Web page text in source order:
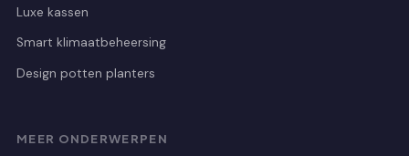
Luxe kassen
Smart klimaatbeheersing
Design potten planters
MEER ONDERWERPEN